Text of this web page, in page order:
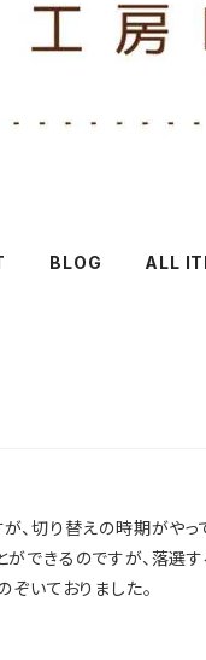
BLOG ALL
切り替えの時期がやっ
できるのですが、落選
ぞいておりました。